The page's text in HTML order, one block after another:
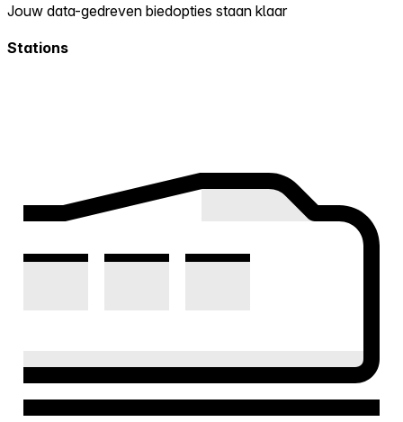
Jouw data-gedreven biedopties staan klaar
Stations